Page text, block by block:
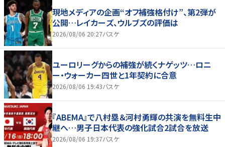
現地メディアの企画“オフ補強格付け”、第2弾が
公開…レイカーズ、ウルブズの評価は
2026/08/06 20:27バスケ
ユーロリーグからの補強が続くナゲッツ…ロニ
ー・ウォーカー四世と1年契約に合意
2026/08/06 19:43バスケ
『ABEMA』で八村塁＆河村勇輝の共演を無料生中
継へ…男子日本代表の強化試合2試合を放送
2026/08/06 19:37バスケ